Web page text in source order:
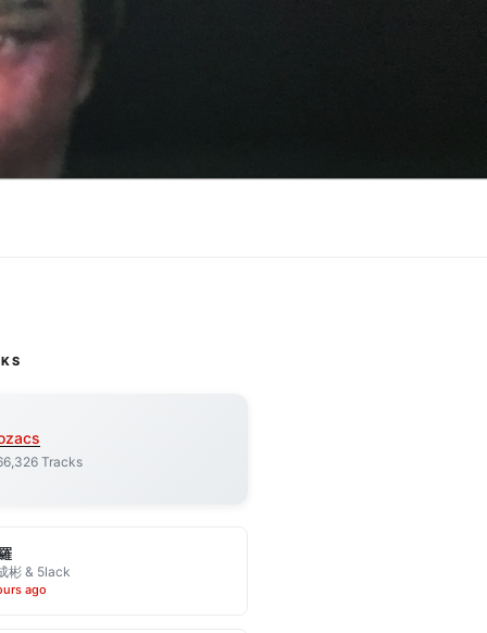
Tracks
彬 & 5lack
ago